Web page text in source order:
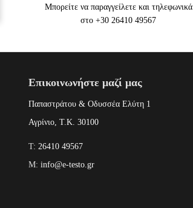
Μπορείτε να παραγγείλετε και τηλεφωνικά
στο +30 26410 49567
Επικοινωνήστε μαζί μας
Παπαστράτου & Οδυσσέα Ελύτη 1
Αγρίνιο, Τ.Κ. 30100
T: 26410 49567
M: info@e-testo.gr